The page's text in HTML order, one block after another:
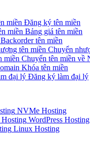
Đăng ký tên miền
Bảng giá tên miền
Backorder tên miền
Chuyển
Chuyển tên miền về
Khóa tên miền
Đăng ký làm đại lý
NVMe Hosting
WordPress Hosting
Linux Hosting